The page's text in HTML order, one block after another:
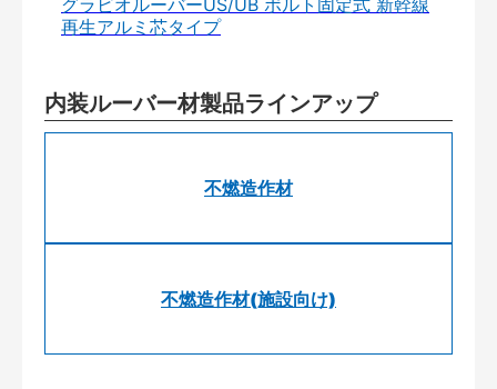
再生アルミ芯タイプ
内装ルーバー材製品ラインアップ
不燃造作材
不燃造作材(施設向け)